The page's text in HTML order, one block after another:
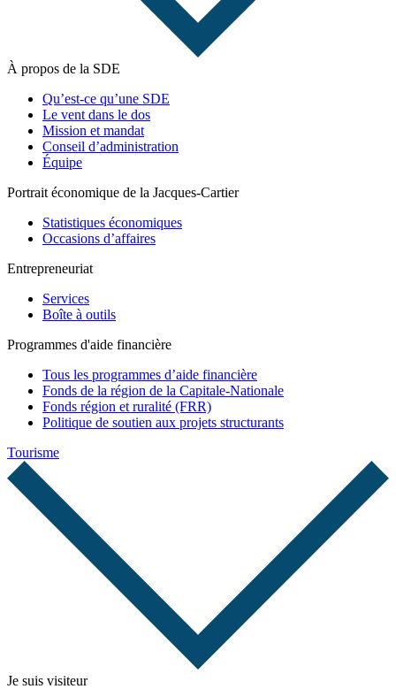
À propos de la SDE
Qu’est-ce qu’une SDE
Le vent dans le dos
Mission et mandat
Conseil d’administration
Équipe
Portrait économique de la Jacques-Cartier
Statistiques économiques
Occasions d’affaires
Entrepreneuriat
Services
Boîte à outils
Programmes d'aide financière
Tous les programmes d’aide financière
Fonds de la région de la Capitale-Nationale
Fonds région et ruralité (FRR)
Politique de soutien aux projets structurants
Tourisme
Je suis visiteur